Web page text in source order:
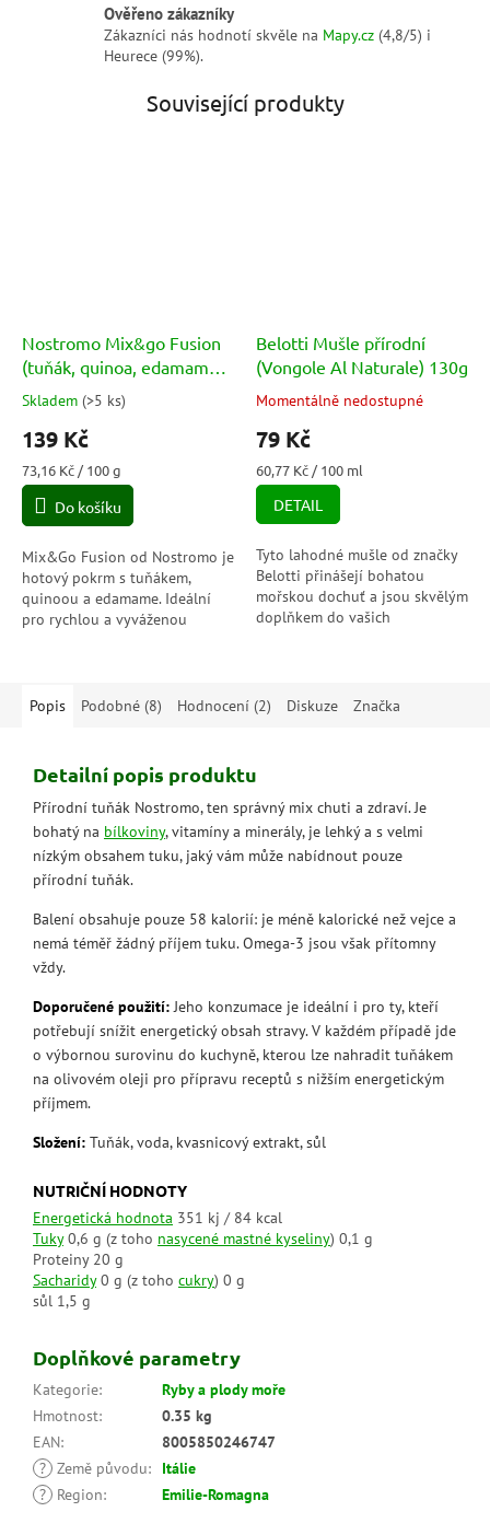
Ověřeno zákazníky
Zákazníci nás hodnotí skvěle na Mapy.cz (4,8/5) i
Heurece (99%).
Související produkty
Nostromo Mix&go Fusion
(tuňák, quinoa, edamame)
190g
Průměrné
hodnocení
produktu
je
5,0
5
hvězdiček.
Skladem (>5 ks)
139 Kč
Měrná
cena:
73,16 Kč / 100 g
Do košíku
Mix&Go Fusion od Nostromo je
hotový pokrm s tuňákem,
quinoou a edamame. Ideální
pro rychlou a vyváženou
Belotti Mušle přírodní
(Vongole Al Naturale) 130g
Průměrné
hodnocení
produktu
je
5,0
5
hvězdiček.
Momentálně nedostupné
79 Kč
Měrná
cena:
60,77 Kč / 100 ml
DETAIL
Tyto lahodné mušle od značky
Belotti přinášejí bohatou
mořskou dochuť a jsou skvělým
doplňkem do vašich
Popis
Podobné (8) Hodnocení (2) Diskuze Značka
Detailní popis produktu
Přírodní tuňák Nostromo, ten správný mix chuti a zdraví. Je
bohatý na bílkoviny, vitamíny a minerály, je lehký a s velmi
nízkým obsahem tuku, jaký vám může nabídnout pouze
přírodní tuňák.
Balení obsahuje pouze 58 kalorií: je méně kalorické než vejce a
nemá téměř žádný příjem tuku. Omega-3 jsou však přítomny
vždy.
Doporučené použití:Jeho konzumace je ideální i pro ty, kteří
potřebují snížit energetický obsah stravy. V každém případě jde
o výbornou surovinu do kuchyně, kterou lze nahradit tuňákem
na olivovém oleji pro přípravu receptů s nižším energetickým
příjmem.
Složení: Tuňák, voda, kvasnicový extrakt, sůl
NUTRIČNÍ HODNOTY
Energetická hodnota 351 kj / 84 kcal
Tuky 0,6 g (z toho nasycené mastné kyseliny) 0,1 g
Proteiny 20 g
Sacharidy 0 g (z toho cukry) 0 g
sůl 1,5 g
Doplňkové parametry
Kategorie:
Ryby a plody moře
Hmotnost:
0.35 kg
EAN:
8005850246747
? Země původu:
Itálie
?
Region: Emilie-Romagna